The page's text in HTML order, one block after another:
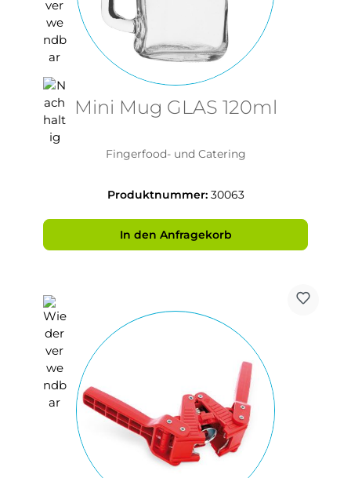
Mini Mug GLAS 120ml
Fingerfood- und Catering
Produktnummer: 30063
In den Anfragekorb